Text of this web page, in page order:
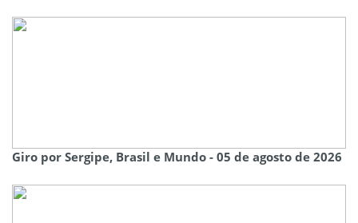
Giro por Sergipe, Brasil e Mundo - 05 de agosto de 2026